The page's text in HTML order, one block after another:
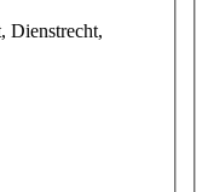
Dienstrecht,